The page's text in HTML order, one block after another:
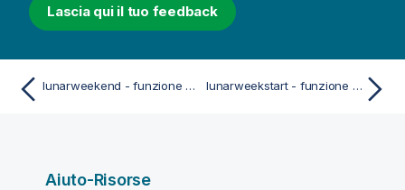
Lascia qui il tuo feedback
lunarweekend - funzione dello script e del grafico lunarweekstart - funzione dello script e del grafico
Aiuto-Risorse